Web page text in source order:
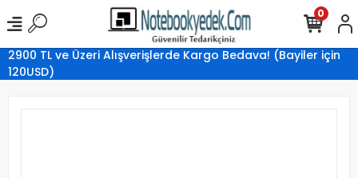
2900 TL ve Üzeri Alışverişlerde Kargo Bedava! (Bayiler için
120USD)
0